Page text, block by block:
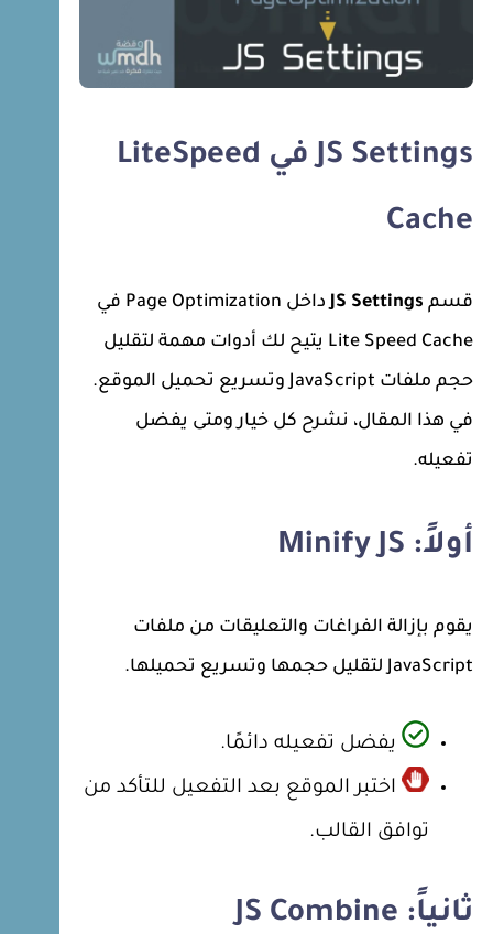
JS Settings في LiteSpeed
Cache
قسم JS Settings
داخل Page Optimization في
Lite Speed Cache يتيح لك أدوات مهمة لتقليل
حجم ملفات JavaScript وتسريع تحميل الموقع.
في هذا المقال، نشرح كل خيار ومتى يفضل
تفعيله.
أولاً: Minify JS
يقوم بإزالة الفراغات والتعليقات من ملفات
JavaScript لتقليل حجمها وتسريع تحميلها.
يفضل تفعيله دائمًا.
اختبر الموقع بعد التفعيل للتأكد من
توافق القالب.
ثانياً: JS Combine